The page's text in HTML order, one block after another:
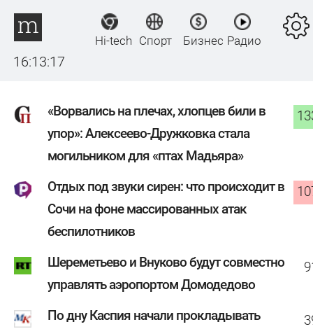
16:13:17
Hi-tech Спорт Бизнес Радио
«Ворвались на плечах, хлопцев били в
упор»: Алексеево-Дружковка стала
могильником для «птах Мадьяра»
Отдых под звуки сирен: что происходит в
Сочи на фоне массированных атак
беспилотников
Шереметьево и Внуково будут совместно
управлять аэропортом Домодедово
По дну Каспия начали прокладывать